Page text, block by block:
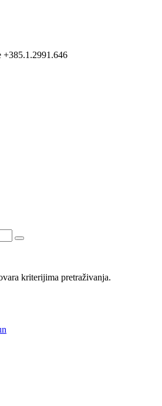
+385.1.2991.646
kriterijima pretraživanja.